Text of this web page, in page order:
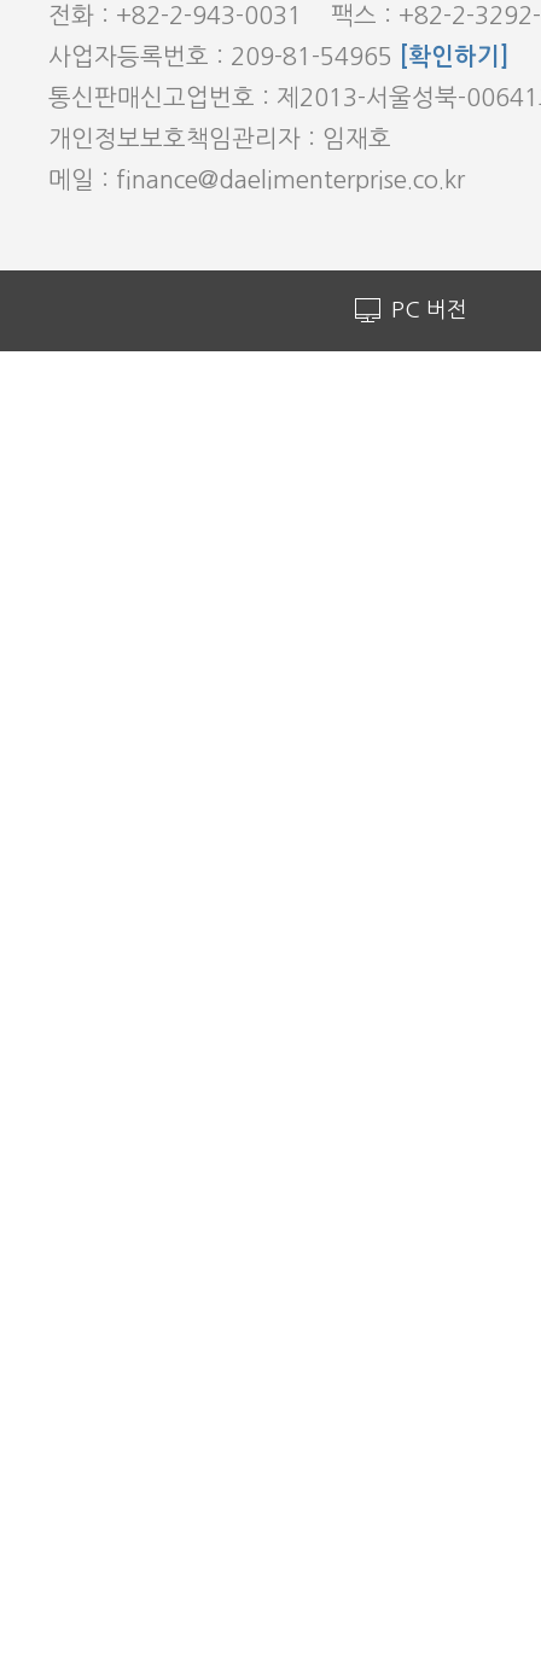
전화 : +82-2-943-0031 팩스 : +82-2-
사업자등록번호 : 209-81-54965
[확인하기]
통신판매신고업번호 : 제2013-서울성북-
개인정보보호책임관리자 : 임재호
메일 : finance@daelimenterprise.co.kr
PC 버전